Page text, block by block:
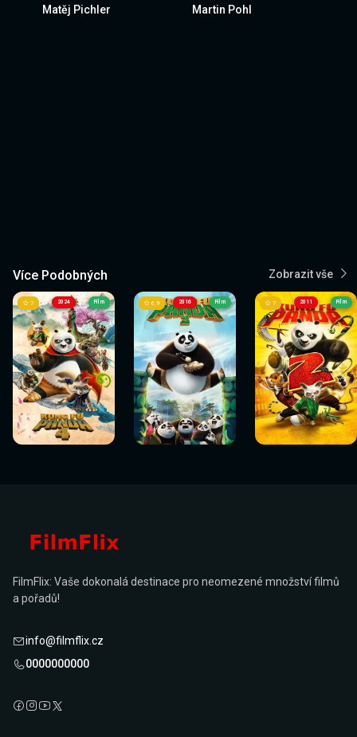
Matěj Pichler Martin Pohl
Více Podobných Zobrazit vše
2024
Sledovat
nyní
7 Film
Sledovat
nyní
2016
Sledovat
nyní
6.9 Film
Sledovat
nyní
2011
Sledovat
nyní
7 Film
Sledovat
nyní
FilmFlix: Vaše dokonalá destinace pro neomezené množství filmů
a pořadů!
info@filmflix.cz
0000000000